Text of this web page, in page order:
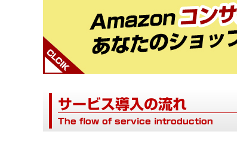
サービス導入の流れ
The flow of service introduction